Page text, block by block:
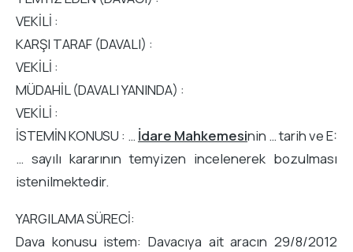
VEKİLİ :
KARŞI TARAF (DAVALI) :
VEKİLİ :
MÜDAHİL (DAVALI YANINDA) :
VEKİLİ :
İSTEMİN KONUSU : … İdare Mahkemesinin … tarih ve E:
… sayılı kararının temyizen incelenerek bozulması
istenilmektedir.
YARGILAMA SÜRECİ:
Dava konusu istem: Davacıya ait aracın 29/8/2012